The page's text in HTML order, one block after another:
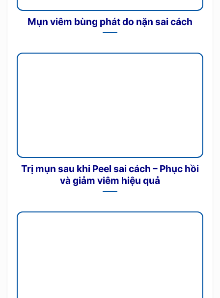
Mụn viêm bùng phát do nặn sai cách
Trị mụn sau khi Peel sai cách – Phục hồi
và giảm viêm hiệu quả